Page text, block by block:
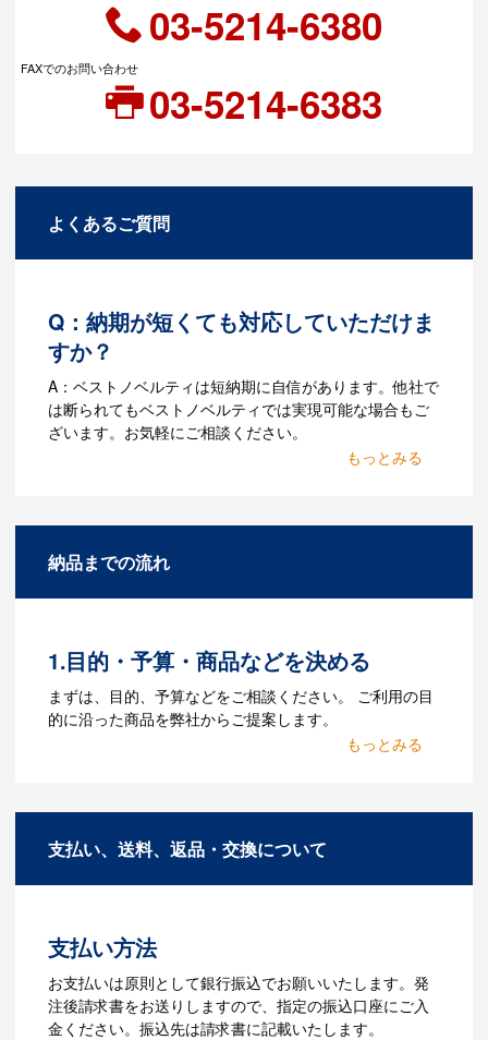
03-5214-6380
FAXでのお問い合わせ
03-5214-6383
よくあるご質問
Q：納期が短くても対応していただけま
すか？
A：ベストノベルティは短納期に自信があります。他社で
は断られてもベストノベルティでは実現可能な場合もご
ざいます。お気軽にご相談ください。
があります。Adobe illustratorのaiファイ
Q：ウェブサイトに掲載され
ていないオリジナルのノベル
タマイズが可能です。お気軽にご相談く
納品までの流れ
1.目的・予算・商品などを決める
まずは、目的、予算などをご相談ください。 ご利用の目
的に沿った商品を弊社からご提案します。
お見積を弊社からお出しします。
3.発注・データ入稿
ら、ご注文書をお送りします。
【名入れをする場合】名入れに必要なデ
ータをご入稿頂き、名入れイメージをデ
ータでご確認いただきます。
支払い、送料、返品・交換について
支払い方法
お支払いは原則として銀行振込でお願いいたします。発
注後請求書をお送りしますので、指定の振込口座にご入
金ください。振込先は請求書に記載いたします。